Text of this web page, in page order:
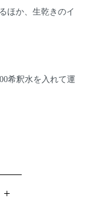
ほか、生乾きのイ
希釈水を入れて運